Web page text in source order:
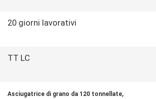
20 giorni lavorativi
TT LC
Asciugatrice di grano da 120 tonnellate,